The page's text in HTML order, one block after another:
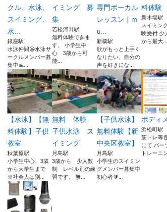
クル、水泳、
スイミング、
水...
銀座駅
水泳仲間😆水泳サ
ークルメンバー募
集中🏊‍...
イミング 募
集
若松河田駅
無料体験できま
す。 小学生中
心 3歳から可
能...
専門ボーカル
レッスン｜m
u...
新橋駅
歌がもっと上手く
なりたい。自分の
声を好きにな...
料体験
新木場駅
スイミン
験受付 少
から最大...
【水泳】【無
料体験】子供
教室
秋葉原駅
小学生中心、3歳
から大学生まで
※社会人は別...
無料 体験
子供水泳 ス
イミング
月島駅
3歳から 少人数
制 レベル別の練
習です。 無...
【子供水泳】
無料体験【新
中央区教室】
月島駅
小学生のスイミン
グメンバー募集中
初心者🔰...
ボディ
浜松町駅
筋トレ等
にて パー
トレーニ